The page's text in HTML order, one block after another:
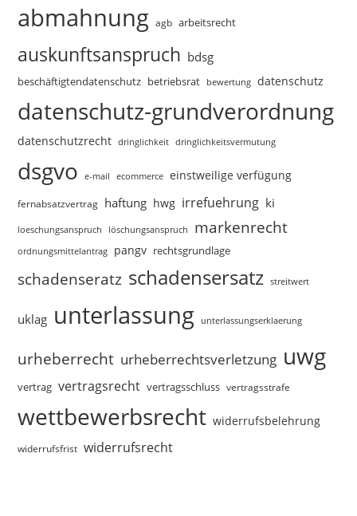
abmahnung agb arbeitsrecht
auskunftsanspruch bdsg
beschäftigtendatenschutz betriebsrat bewertung datenschutz
datenschutz-grundverordnung
datenschutzrecht dringlichkeit dringlichkeitsvermutung
dsgvo e-mail ecommerce einstweilige verfügung
fernabsatzvertrag haftung hwg irrefuehrung ki
loeschungsanspruch löschungsanspruch markenrecht
ordnungsmittelantrag pangv rechtsgrundlage
schadenseratz schadensersatz streitwert
uklag unterlassung unterlassungserklaerung
urheberrecht urheberrechtsverletzung uwg
vertrag vertragsrecht vertragsschluss vertragsstrafe
wettbewerbsrecht widerrufsbelehrung
widerrufsfrist widerrufsrecht